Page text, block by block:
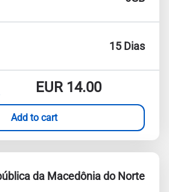
15 Dias
EUR14.00
Add to cart
da Macedônia do Norte